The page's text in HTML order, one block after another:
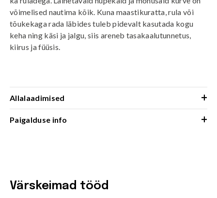
võimelised nautima kõik. Kuna maastikuratta, rula või
tõukekaga rada läbides tuleb pidevalt kasutada kogu
keha ning käsi ja jalgu, siis areneb tasakaalutunnetus,
kiirus ja füüsis.
Allalaadimised +
Paigalduse info +
Värskeimad tööd